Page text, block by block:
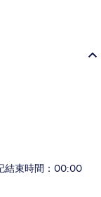
結束時間：00:00